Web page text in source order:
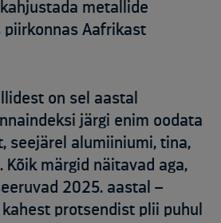
metallide
Aafrikast
on sel aastal
järgi enim oodata
seejärel alumiiniumi, tina,
Kõik märgid näitavad aga,
2025. aastal –
protsendist plii puhul